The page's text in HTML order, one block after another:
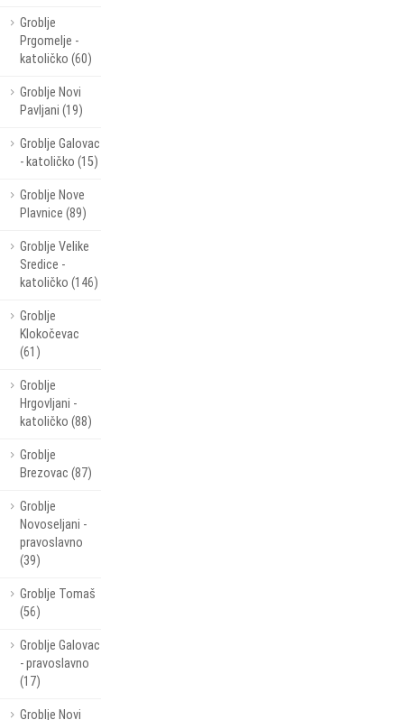
Groblje
Prgomelje -
katoličko (60)
Groblje Novi
Pavljani (19)
Groblje Galovac
- katoličko (15)
Groblje Nove
Plavnice (89)
Groblje Velike
Sredice -
katoličko (146)
Groblje
Klokočevac
(61)
Groblje
Hrgovljani -
katoličko (88)
Groblje
Brezovac (87)
Groblje
Novoseljani -
pravoslavno
(39)
Groblje Tomaš
(56)
Groblje Galovac
- pravoslavno
(17)
Groblje Novi